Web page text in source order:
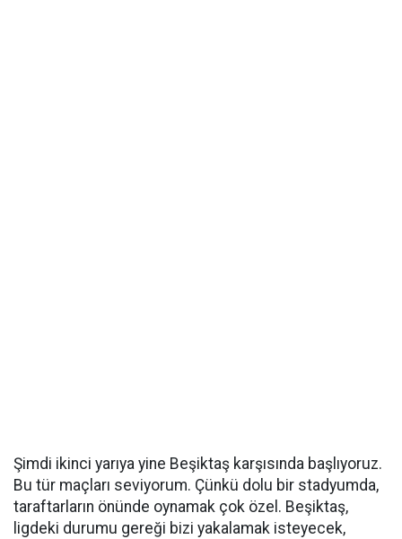
Şimdi ikinci yarıya yine Beşiktaş karşısında başlıyoruz.
Bu tür maçları seviyorum. Çünkü dolu bir stadyumda,
taraftarların önünde oynamak çok özel. Beşiktaş,
ligdeki durumu gereği bizi yakalamak isteyecek,